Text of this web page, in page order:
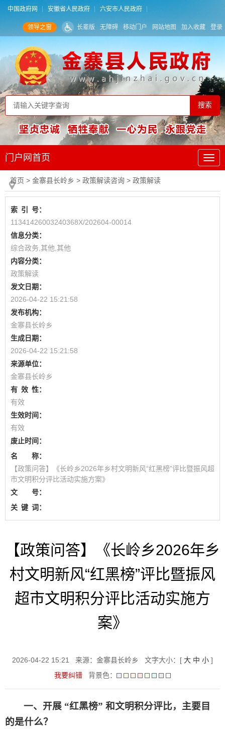
中国政府网 安徽省人民政府 六安市人民政府
领导之窗 长辈版 无障碍 移动门户 网站地图 加入收藏 登录
门户网首页
首页 > 金寨县长岭乡 > 政策解读咨询 > 政策解读
索 引
号：
11341426003240368X/202604-00014
信息分类：
综合政务,其他,其他
内容分类：
政策解读
发文日期：
2026-04-22 15:21:58
发布机构：
金寨县长岭乡
生成日期：
2026-04-22 15:21:58
来源单位：
金寨县长岭乡
有 效 性：
有效
生效时间：
有效
废止时间：
名 称：
【政策问答】《长岭乡2026年乡村文明新风“红黑榜”评比暨振风超
市文明积分评比活动实施方案》
文 号：
关 键 词：
【政策问答】《长岭乡2026年乡
村文明新风“红黑榜”评比暨振风
超市文明积分评比活动实施方
案》
2026-04-22 15:21 来源：金寨县长岭乡 文字大小：[大 中 小 ]
我要纠错
背景色：
一、开展 “红黑榜” 和文明积分评比，主要目
的是什么？